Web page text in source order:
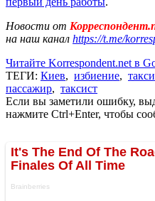
Новости от
на наш канал https://t.me/
Читайте Korrespondent.net в
ТЕГИ: Киев, избиение, такси
пассажир, таксист
Если вы заметили ошибку,
нажмите Ctrl+Enter, чтобы